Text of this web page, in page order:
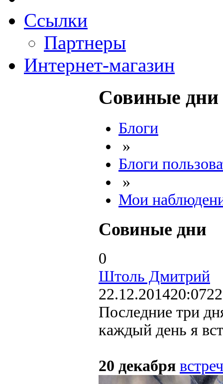
Ссылки
Партнеры
Интернет-магазин
Совиные дни
Блоги
»
Блоги
»
Мои
Совиные дни
0
Штоль Дмитрий
22.12.201420:07
Последние три
каждый день я
20 декабря